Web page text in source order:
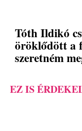
Tóth Ildikó
öröklődött a
szeretném
EZ IS